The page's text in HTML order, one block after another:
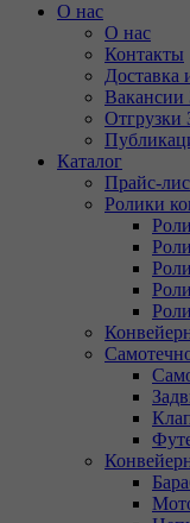
О нас
О нас
Контакты
Доставка
Каталог
Прайс-
Ролики